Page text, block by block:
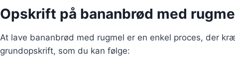
Opskrift på bananbrød med
At lave bananbrød med rugmel er en enkel proces, der
grundopskrift, som du kan følge: